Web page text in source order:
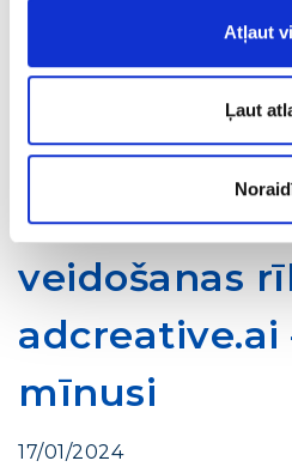
Atļaut
Ļaut
izveidot baneri. Jūs
Apskats:
intelekta
veidošanas
adcreative.ai
mīnusi
17/01/2024